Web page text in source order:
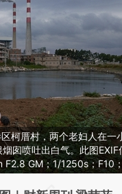
柯厝村，两个老妇人在一
囱喷吐出白气。此图EXIF
F2.8 GM；1/1250s；F10